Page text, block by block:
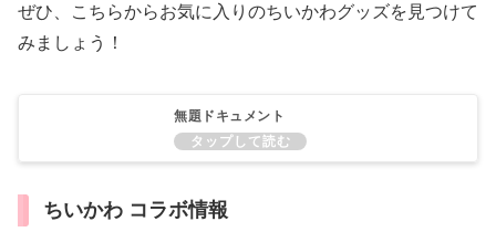
ぜひ、こちらからお気に入りのちいかわグッズを見つけて
みましょう！
無題ドキュメント
ちいかわ コラボ情報